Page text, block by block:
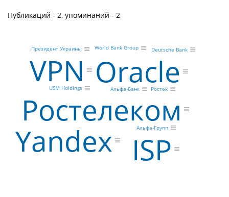
Публикаций - 2, упоминаний - 2
Ростелеком
Oracle
Yandex
VPN
ISP
Альфа-Банк
USM Holdings
Альфа-Групп
Ростех
Deutsche Bank
World Bank Group
Президент Украины